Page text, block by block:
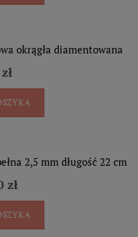
okrągła diamentowana
2,5 mm długość 22 cm
zł